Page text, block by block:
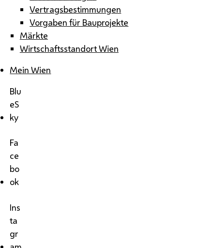
Vertragsbestimmungen
Vorgaben für Bauprojekte
Märkte
Wirtschaftsstandort Wien
Mein Wien
Blu
eS
ky
Fa
ce
bo
ok
Ins
ta
gr